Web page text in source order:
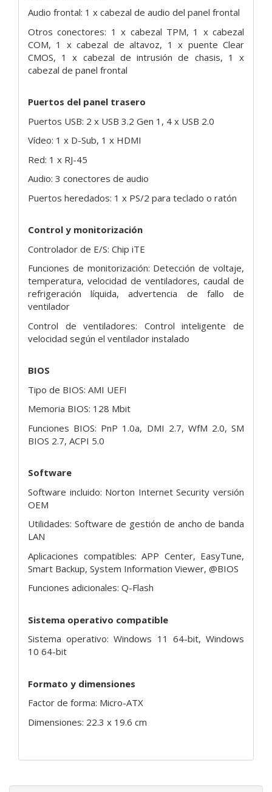
Audio frontal: 1 x cabezal de audio del panel frontal
Otros conectores: 1 x cabezal TPM, 1 x cabezal
COM, 1 x cabezal de altavoz, 1 x puente Clear
CMOS, 1 x cabezal de intrusión de chasis, 1 x
cabezal de panel frontal
Puertos del panel trasero
Puertos USB: 2 x USB 3.2 Gen 1, 4 x USB 2.0
Vídeo: 1 x D-Sub, 1 x HDMI
Red: 1 x RJ-45
Audio: 3 conectores de audio
Puertos heredados: 1 x PS/2 para teclado o ratón
Control y monitorización
Controlador de E/S: Chip iTE
Funciones de monitorización: Detección de voltaje,
temperatura, velocidad de ventiladores, caudal de
refrigeración líquida, advertencia de fallo de
ventilador
Control de ventiladores: Control inteligente de
velocidad según el ventilador instalado
BIOS
Tipo de BIOS: AMI UEFI
Memoria BIOS: 128 Mbit
Funciones BIOS: PnP 1.0a, DMI 2.7, WfM 2.0, SM
BIOS 2.7, ACPI 5.0
Software
Software incluido: Norton Internet Security versión
OEM
Utilidades: Software de gestión de ancho de banda
LAN
Aplicaciones compatibles: APP Center, EasyTune,
Smart Backup, System Information Viewer, @BIOS
Funciones adicionales: Q-Flash
Sistema operativo compatible
Sistema operativo: Windows 11 64-bit, Windows
10 64-bit
Formato y dimensiones
Factor de forma: Micro-ATX
Dimensiones: 22.3 x 19.6 cm